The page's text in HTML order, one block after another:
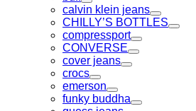
Toggle
calvin klein jeans
Toggle
CHILLY’S BOTTLES
Toggle
compressport
Toggle
CONVERSE
Toggle
cover jeans
Toggle
crocs
Toggle
emerson
Toggle
funky buddha
Toggle